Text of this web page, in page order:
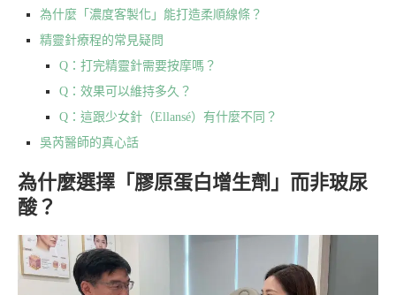
為什麼「濃度客製化」能打造柔順線條？
精靈針療程的常見疑問
Q：打完精靈針需要按摩嗎？
Q：效果可以維持多久？
Q：這跟少女針（Ellansé）有什麼不同？
吳芮醫師的真心話
為什麼選擇「膠原蛋白增生劑」而非玻尿
酸？